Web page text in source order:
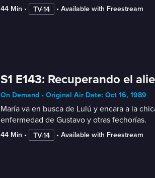
44 Min • TV-14 • Available with Freestream
S1 E143: Recuperando el
On Demand • Original Air Date: Oct 16, 1989
María va en busca de Lulú y encara a la
enfermedad de Gustavo y otras fechorías.
44 Min • TV-14 • Available with Freestream